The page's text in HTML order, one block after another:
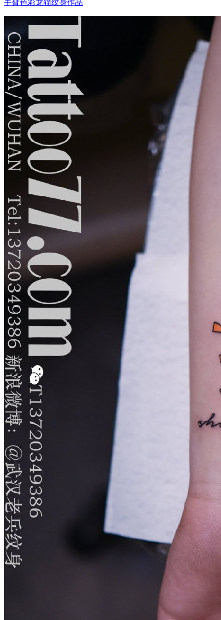
手臂色彩龙猫纹身作品